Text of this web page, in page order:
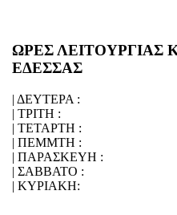
ΩΡΕΣ ΛΕΙΤΟΥΡΓΙΑΣ
ΕΔΕΣΣΑΣ
| ΔΕΥΤΕΡΑ :
| ΤΡΙΤΗ :
| ΤΕΤΑΡΤΗ :
| ΠΕΜΜΤΗ :
| ΠΑΡΑΣΚΕΥΗ :
| ΣΑΒΒΑΤΟ :
| ΚΥΡΙΑΚΗ: